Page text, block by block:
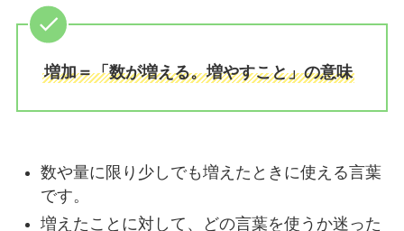
増加＝「数が増える。増やすこと」の意味
数や量に限り少しでも増えたときに使える言葉
です。
増えたことに対して、どの言葉を使うか迷った